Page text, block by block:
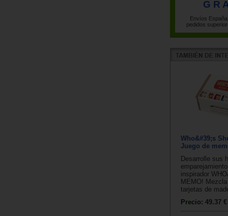
G R
Envíos
pedidos
Who&#39;s
Juego de
Desarrolle sus
inspirador
MEMO!
tarjetas de
Precio: 49.37 €